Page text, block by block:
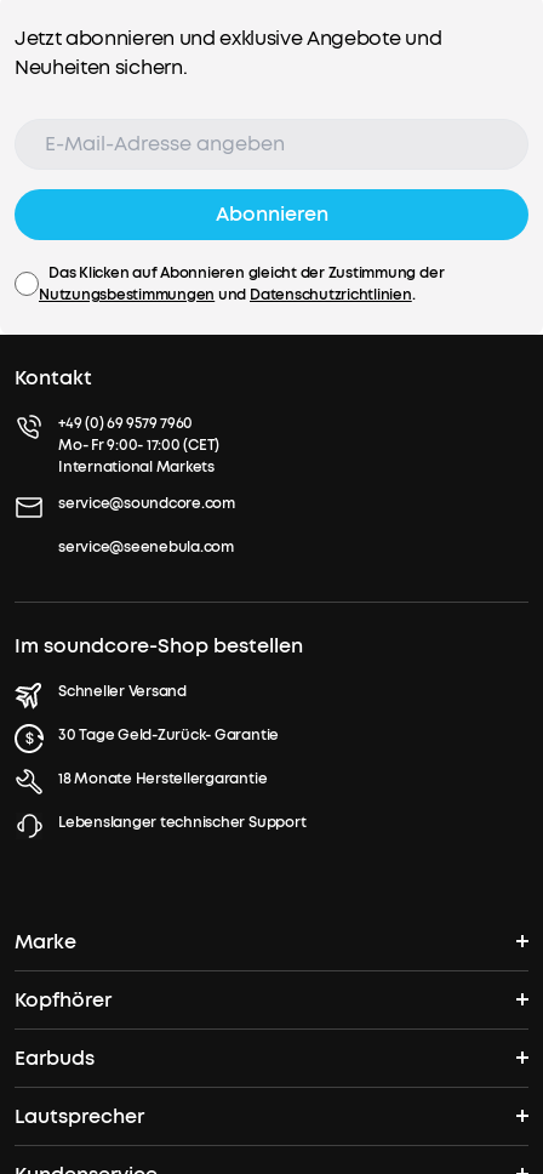
Jetzt abonnieren und exklusive Angebote und
Neuheiten sichern.
Abonnieren
Das Klicken auf Abonnieren gleicht der Zustimmung der
Nutzungsbestimmungen und Datenschutzrichtlinien.
Kontakt
+49 (0) 69 9579 7960
Mo- Fr 9:00- 17:00 (CET)
International Markets
service@soundcore.com
service@seenebula.com
Im soundcore-Shop bestellen
Schneller Versand
30 Tage Geld-Zurück- Garantie
18 Monate Herstellergarantie
Lebenslanger technischer Support
Marke
soundcores Geschichte
Wo finde ich soundcore?
Kopfhörer
Bluetooth Kopfhörer
ANC Kopfhörer
Earbuds
TWS Earbuds
Lautsprecher